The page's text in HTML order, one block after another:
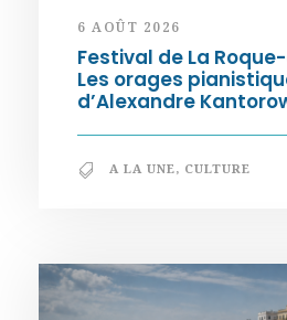
6 AOÛT 2026
Festival de La
Les orages
d’Alexandre
A LA UNE, CULTURE